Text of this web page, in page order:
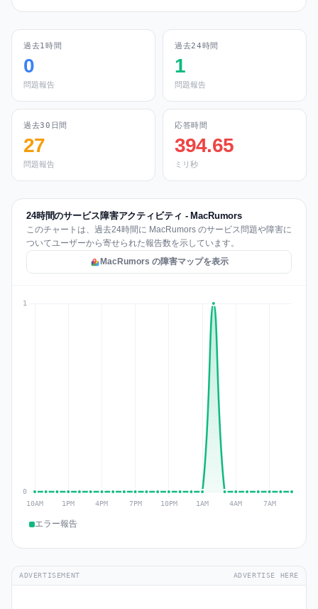
過去1時間
0
問題報告
過去24時間
1
問題報告
過去30日間
27
問題報告
応答時間
394.65
ミリ秒
24時間のサービス障害アクティビティ - MacRumors
このチャートは、過去24時間に MacRumors のサービス問題や障害に
ついてユーザーから寄せられた報告数を示しています。
MacRumors の障害マップを表示
エラー報告
ADVERTISEMENT ADVERTISE HERE